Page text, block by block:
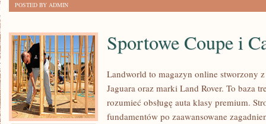
POSTED BY ADMIN
Sportowe Coupe i
Landworld to magazyn online stworzony
Jaguara oraz marki Land Rover. To baza
rozumieć obsługę auta klasy premium.
fundamentów po zaawansowane